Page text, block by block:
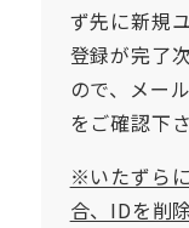
ず先に新規
登録が完了
ので、メー
をご確認下さ
※いたずら
合、IDを削